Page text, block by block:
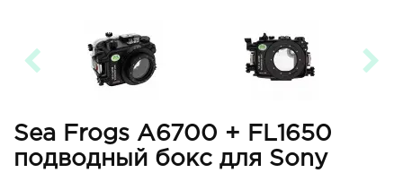
Sea Frogs A6700 + FL1650
подводный бокс для Sony